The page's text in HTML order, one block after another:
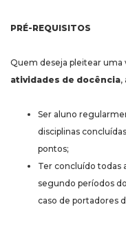
PRÉ-REQUISITOS
Quem deseja pleitear uma
atividades de docência,
Ser aluno
disciplinas
pontos;
Ter concluído todas
segundo períodos
caso de portadores